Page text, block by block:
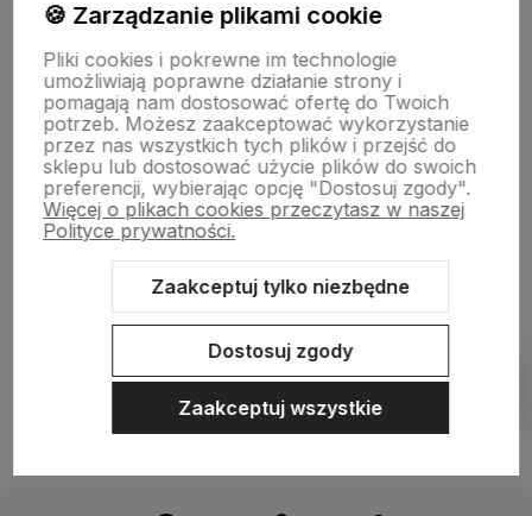
Płatności i dostawa
Informacje
O nas
Sklep internetowy Shoper.pl Szablon Shoper Modern 3.0™
🍪 Zarządzanie plikami cookie
Pliki cookies i pokrewne im technologie
umożliwiają poprawne działanie strony i
pomagają nam dostosować ofertę do Twoich
potrzeb. Możesz zaakceptować wykorzystanie
przez nas wszystkich tych plików i przejść do
sklepu lub dostosować użycie plików do swoich
preferencji, wybierając opcję "Dostosuj zgody".
Więcej o plikach cookies przeczytasz w naszej
Polityce prywatności.
Zaakceptuj tylko niezbędne
Dostosuj zgody
Zaakceptuj wszystkie